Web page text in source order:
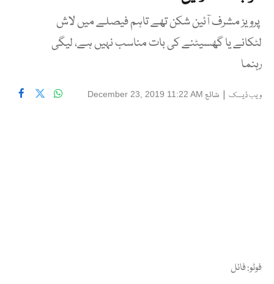
پرویز مشرف آئین شکن تھے تاہم فیصلے میں لاش
لٹکانے یا گھسیٹنے کی بات مناسب نہیں ہے، لیگی
رہنما
ویب ڈیسک | شائع December 23, 2019 11:22 AM
فوٹو: فائل